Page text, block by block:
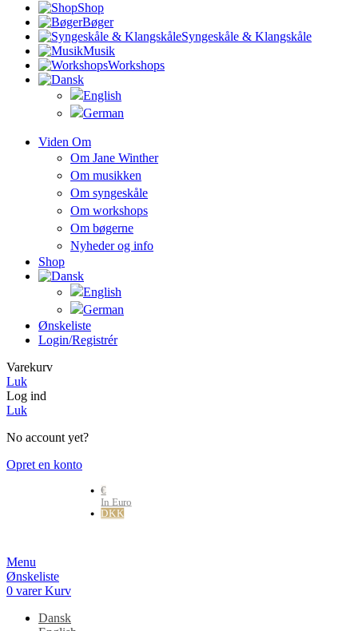
Shop
Bøger
Syngeskåle & Klangskåle
Musik
Workshops
Viden Om
Om Jane Winther
Om musikken
Om syngeskåle
Om workshops
Om bøgerne
Nyheder og info
Shop
Ønskeliste
Login/registrér
Varekurv
Luk
Log ind
Luk
No account yet?
Opret en konto
€
In Euro
DKK
Menu
Ønskeliste
0 varer Kurv
Dansk